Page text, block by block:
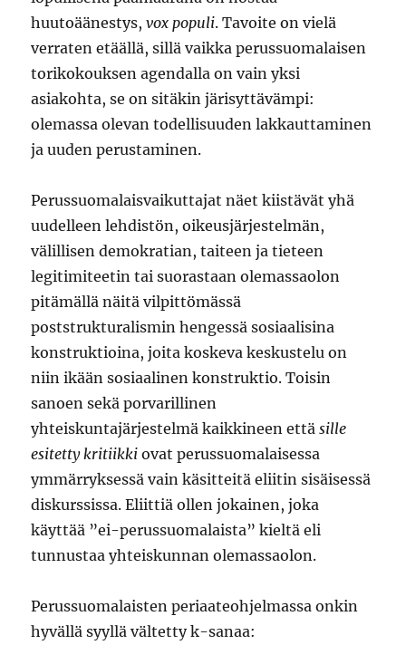
huutoäänestys,vox populi. Tavoite on vielä
verraten etäällä, sillä vaikka perussuomalaisen
torikokouksen agendalla on vain yksi
asiakohta, se on sitäkin järisyttävämpi:
olemassa olevan todellisuuden lakkauttaminen
ja uuden perustaminen.
Perussuomalaisvaikuttajat näet kiistävät yhä
uudelleen lehdistön, oikeusjärjestelmän,
välillisen demokratian, taiteen ja tieteen
legitimiteetin tai suorastaan olemassaolon
pitämällä näitä vilpittömässä
poststrukturalismin hengessä sosiaalisina
konstruktioina, joita koskeva keskustelu on
niin ikään sosiaalinen konstruktio. Toisin
sanoen sekä porvarillinen
yhteiskuntajärjestelmä kaikkineen että sille
esitetty kritiikki ovat perussuomalaisessa
ymmärryksessä vain käsitteitä eliitin sisäisessä
diskurssissa. Eliittiä ollen jokainen, joka
käyttää ”ei-perussuomalaista” kieltä eli
tunnustaa yhteiskunnan olemassaolon.
Perussuomalaisten periaateohjelmassa onkin
hyvällä syyllä vältetty k-sanaa: